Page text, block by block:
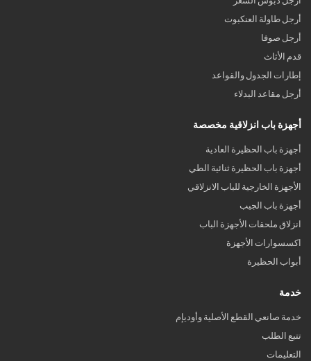
أرجل طاولة العنكبوت
أرجل صوفا
قدم الأثاث
إطارات الجدول والقواعد
أرجل مقاعد البدلاء
أجهزة باب انزلاقية مخصصة
أجهزة باب الحظيرة العادية
أجهزة باب الحظيرة ثنائية الطي
الأجهزة الخارجية للباب الانزلاقي
أجهزة باب الجيب
انزلاق ملحقات الأجهزة الباب
اكسسوارات الأجهزة
أبواب الحظيرة
خدمة
خدمة صانعي القطع الأصلية وأوديإم
تتبع الطلب
التعليمات